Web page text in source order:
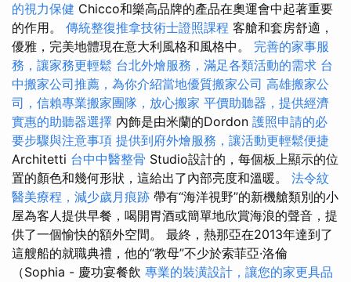
的視力保健 Chicco和樂高品牌的產品在奧運會中起著重要
的作用。 傳統整復推拿技術士證照課程 客艙和套房舒適，
優雅，完美地體現在意大利風格和風格中。 完善的家事服
務，讓家務更輕鬆 台北外燴服務，滿足各類活動的需求 台
中搬家公司推薦，為你介紹當地優質搬家公司 高雄搬家公
司，信賴專業搬家團隊，放心搬家 平價助聽器，提供經濟
實惠的助聽器選擇 內飾是由米蘭的Dordon 護照申請的必
要步驟與注意事項 提供到府外燴服務，讓活動更輕鬆便捷
Architetti 台中中醫整骨 Studio設計的，每個板上顯示的位
置的顏色和幾何形狀，這給出了內部亮度和溫暖。 法令紋
醫美療程，減少歲月痕跡 帶有“海洋視野”的新機艙類別的小
屋為客人提供早餐，喝開胃酒或簡單地欣賞海浪的聲音，提
供了一個愉快的額外空間。 最終，熱那亞在2013年達到了
這艘船的就職典禮，他的“教母”不少於索菲亞·洛倫
（Sophia - 慶功宴餐飲 專業的裝潢設計，讓您的家更具品